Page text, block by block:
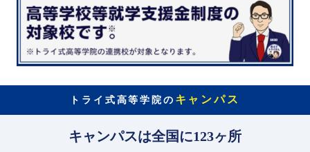
トライ式高等学院の キャンパス
キャンパスは全国に123ヶ所